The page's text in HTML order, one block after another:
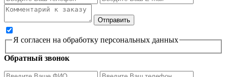
Я согласен на обработку персональных данных
Обратный звонок